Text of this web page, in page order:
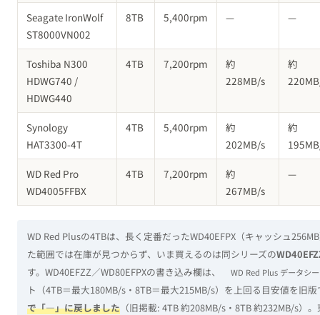
Seagate IronWolf
ST8000VN002
8TB 5,400rpm — —
Toshiba N300
HDWG740 /
HDWG440
4TB 7,200rpm
約
228MB/s
約
Synology
HAT3300-4T
4TB 5,400rpm
約
202MB/s
約
WD Red Pro
WD4005FFBX
4TB 7,200rpm
約
267MB/s
—
WD Red Plusの4TBは、長く定番だったWD40EFPX（キャッシュ
た範囲では在庫が見つからず、いま買えるのは同シリーズの
す。WD40EFZZ／WD80EFPXの書き込み欄は、
WD Red Plus データシ
ト（4TB＝最大180MB/s・8TB＝最大215MB/s）を上回る目安値を旧
で「—」に戻しました （旧掲載: 4TB 約208MB/s・8TB 約232MB/s）